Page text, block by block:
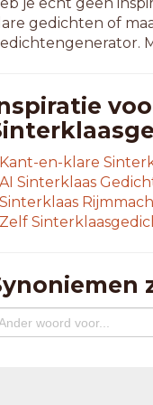
gedichten of
Kant-en-klare
AI Sinterklaas
Sinterklaas
Zelf